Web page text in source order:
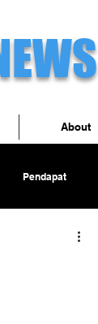
Pendapat
About